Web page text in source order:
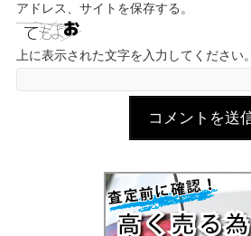
アドレス、サイトを保存する。
上に表示された文字を入力してください。